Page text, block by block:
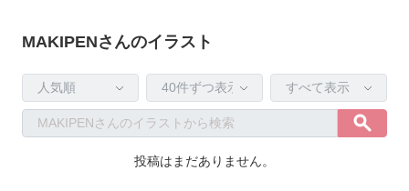
MAKIPENさんのイラスト
投稿はまだありません。